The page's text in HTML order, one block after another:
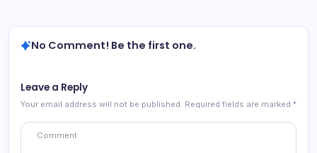
No Comment! Be the first one.
Leave a Reply
Your email address will not be published. Required fields are marked *